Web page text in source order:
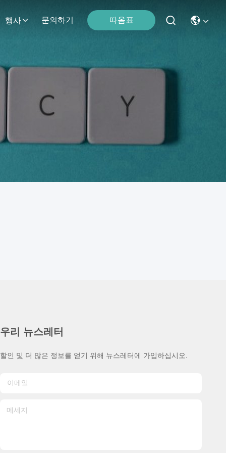
행사 문의하기 따옴표
우리 뉴스레터
할인 및 더 많은 정보를 얻기 위해 뉴스레터에 가입하십시오.